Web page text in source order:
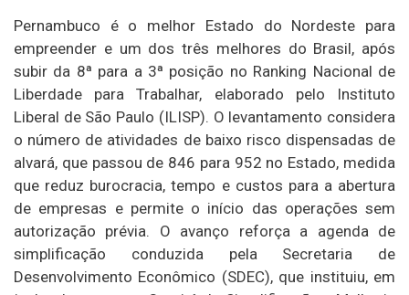
Pernambuco é o melhor Estado do Nordeste para
empreender e um dos três melhores do Brasil, após
subir da 8ª para a 3ª posição no Ranking Nacional de
Liberdade para Trabalhar, elaborado pelo Instituto
Liberal de São Paulo (ILISP). O levantamento considera
o número de atividades de baixo risco dispensadas de
alvará, que passou de 846 para 952 no Estado, medida
que reduz burocracia, tempo e custos para a abertura
de empresas e permite o início das operações sem
autorização prévia. O avanço reforça a agenda de
simplificação conduzida pela Secretaria de
Desenvolvimento Econômico (SDEC), que instituiu, em